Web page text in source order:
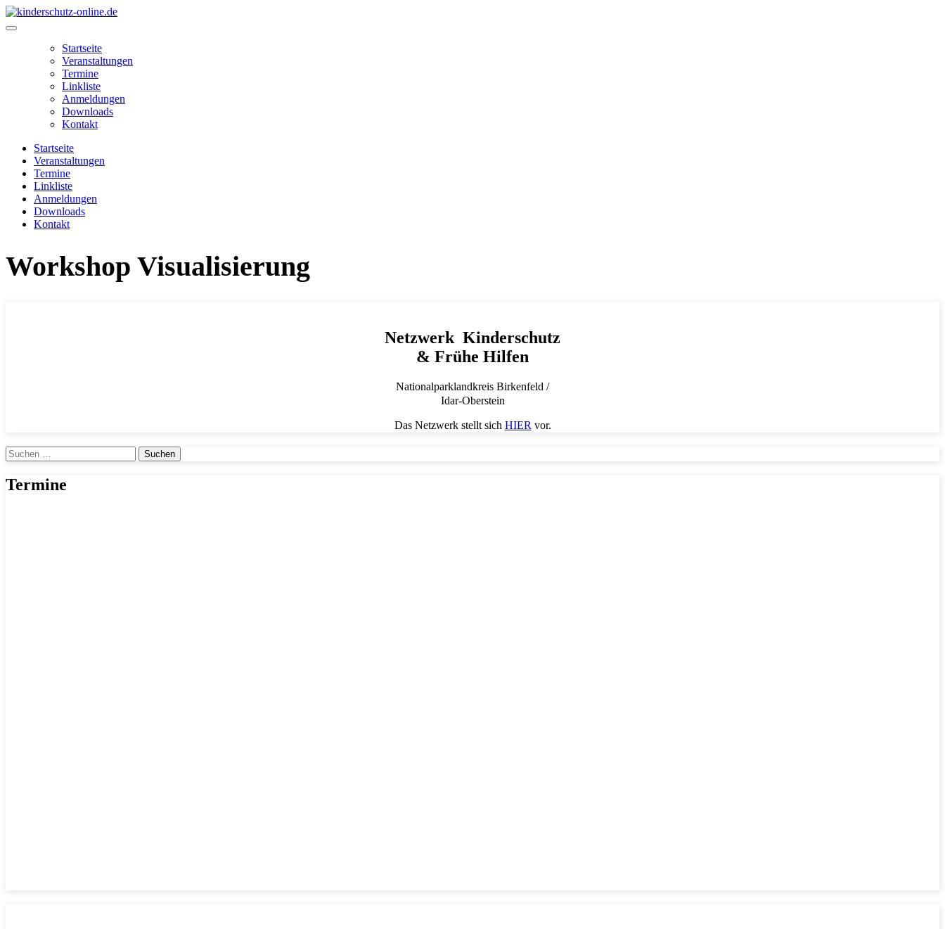
Zum
Inhalt
Main
Startseite
Veranstaltungen
Termine
Linkliste
Anmeldungen
Downloads
Kontakt
Startseite
Veranstaltungen
Termine
Linkliste
Anmeldungen
Downloads
Kontakt
Workshop Visualisierung
Netzwerk Kinderschutz
& Frühe Hilfen
Nationalparklandkreis Birkenfeld /
Idar-Oberstein
Das Netzwerk stellt sich HIERvor.
Suchen
nach:
Termine